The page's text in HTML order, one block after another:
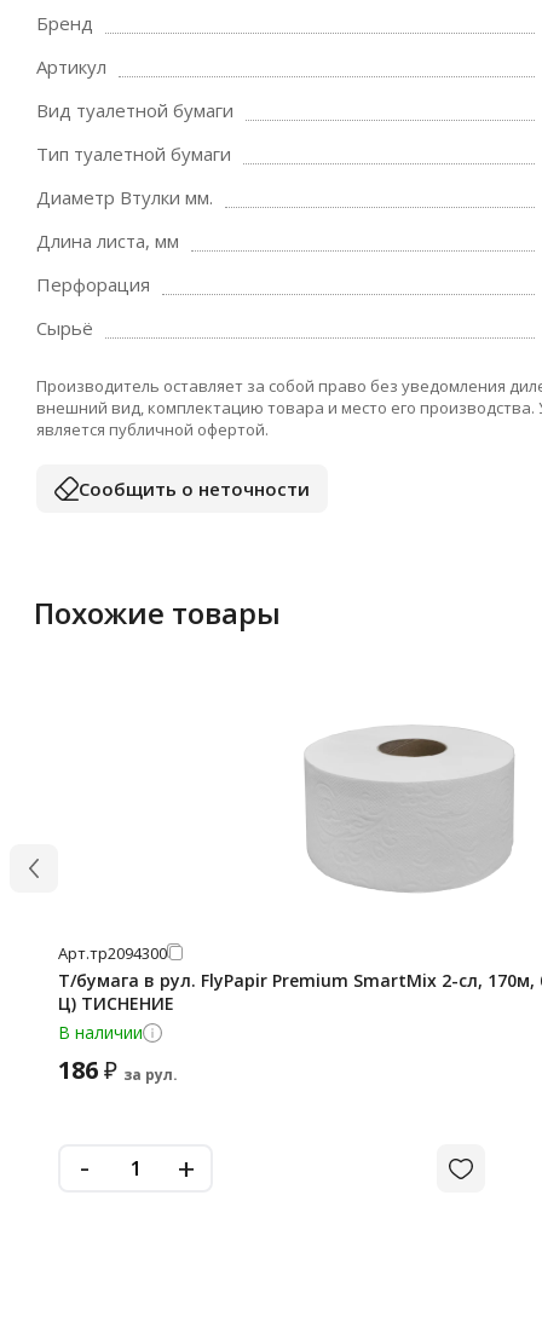
Бренд
Артикул
Вид туалетной бумаги
Тип туалетной бумаги
Диаметр Втулки мм.
Длина листа, мм
Перфорация
Сырьё
Производитель оставляет за собой право без уведомления
внешний вид, комплектацию товара и место его
является публичной офертой.
Сообщить о неточности
Похожие товары
Арт.тр2094300
Т/бумага в рул. FlyPapir Premium SmartMix 2-сл, 170м, белая 19г/м.кв.(152172-
Ц) ТИСНЕНИЕ
В наличии
186₽ за рул.
- +